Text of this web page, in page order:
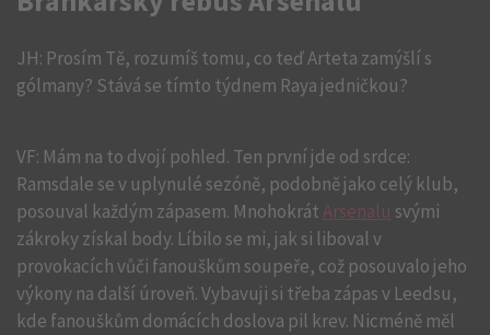
JH: Prosím Tě, rozumíš tomu, co teď Arteta zamýšlí s
gólmany? Stává se tímto týdnem Raya jedničkou?
VF: Mám na to dvojí pohled. Ten první jde od srdce:
Ramsdale se v uplynulé sezóně, podobně jako celý klub,
posouval každým zápasem. MnohokrátArsenalu svými
zákroky získal body. Líbilo se mi, jak si liboval v
provokacích vůči fanouškům soupeře, což posouvalo jeho
výkony na další úroveň. Vybavuji si třeba zápas v Leedsu,
kde fanouškům domácích doslova pil krev. Nicméně měl